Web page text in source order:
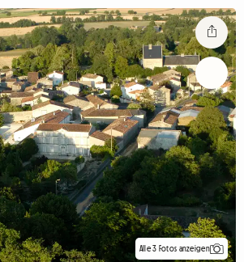
Alle 3 Fotos anzeigen